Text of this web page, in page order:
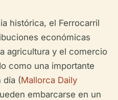
histórica, el Ferrocarril
económicas
agricultura y el comercio
como una importante
día (Mallorca Daily
embarcarse en un